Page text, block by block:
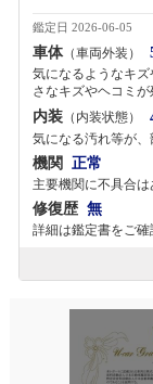
鑑定日 2026-06-05
車体（車両外装）
気になるようなキ
さなキズやヘコミが
内装 （内装状態）
気になる汚れ等が、
機関 正常
主要機関に不具合は
修復歴 無
詳細は鑑定書をご確